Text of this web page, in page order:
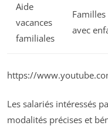
Aide
vacances
familiales
Familles
avec
https://
Les salariés intéressés
modalités précises et